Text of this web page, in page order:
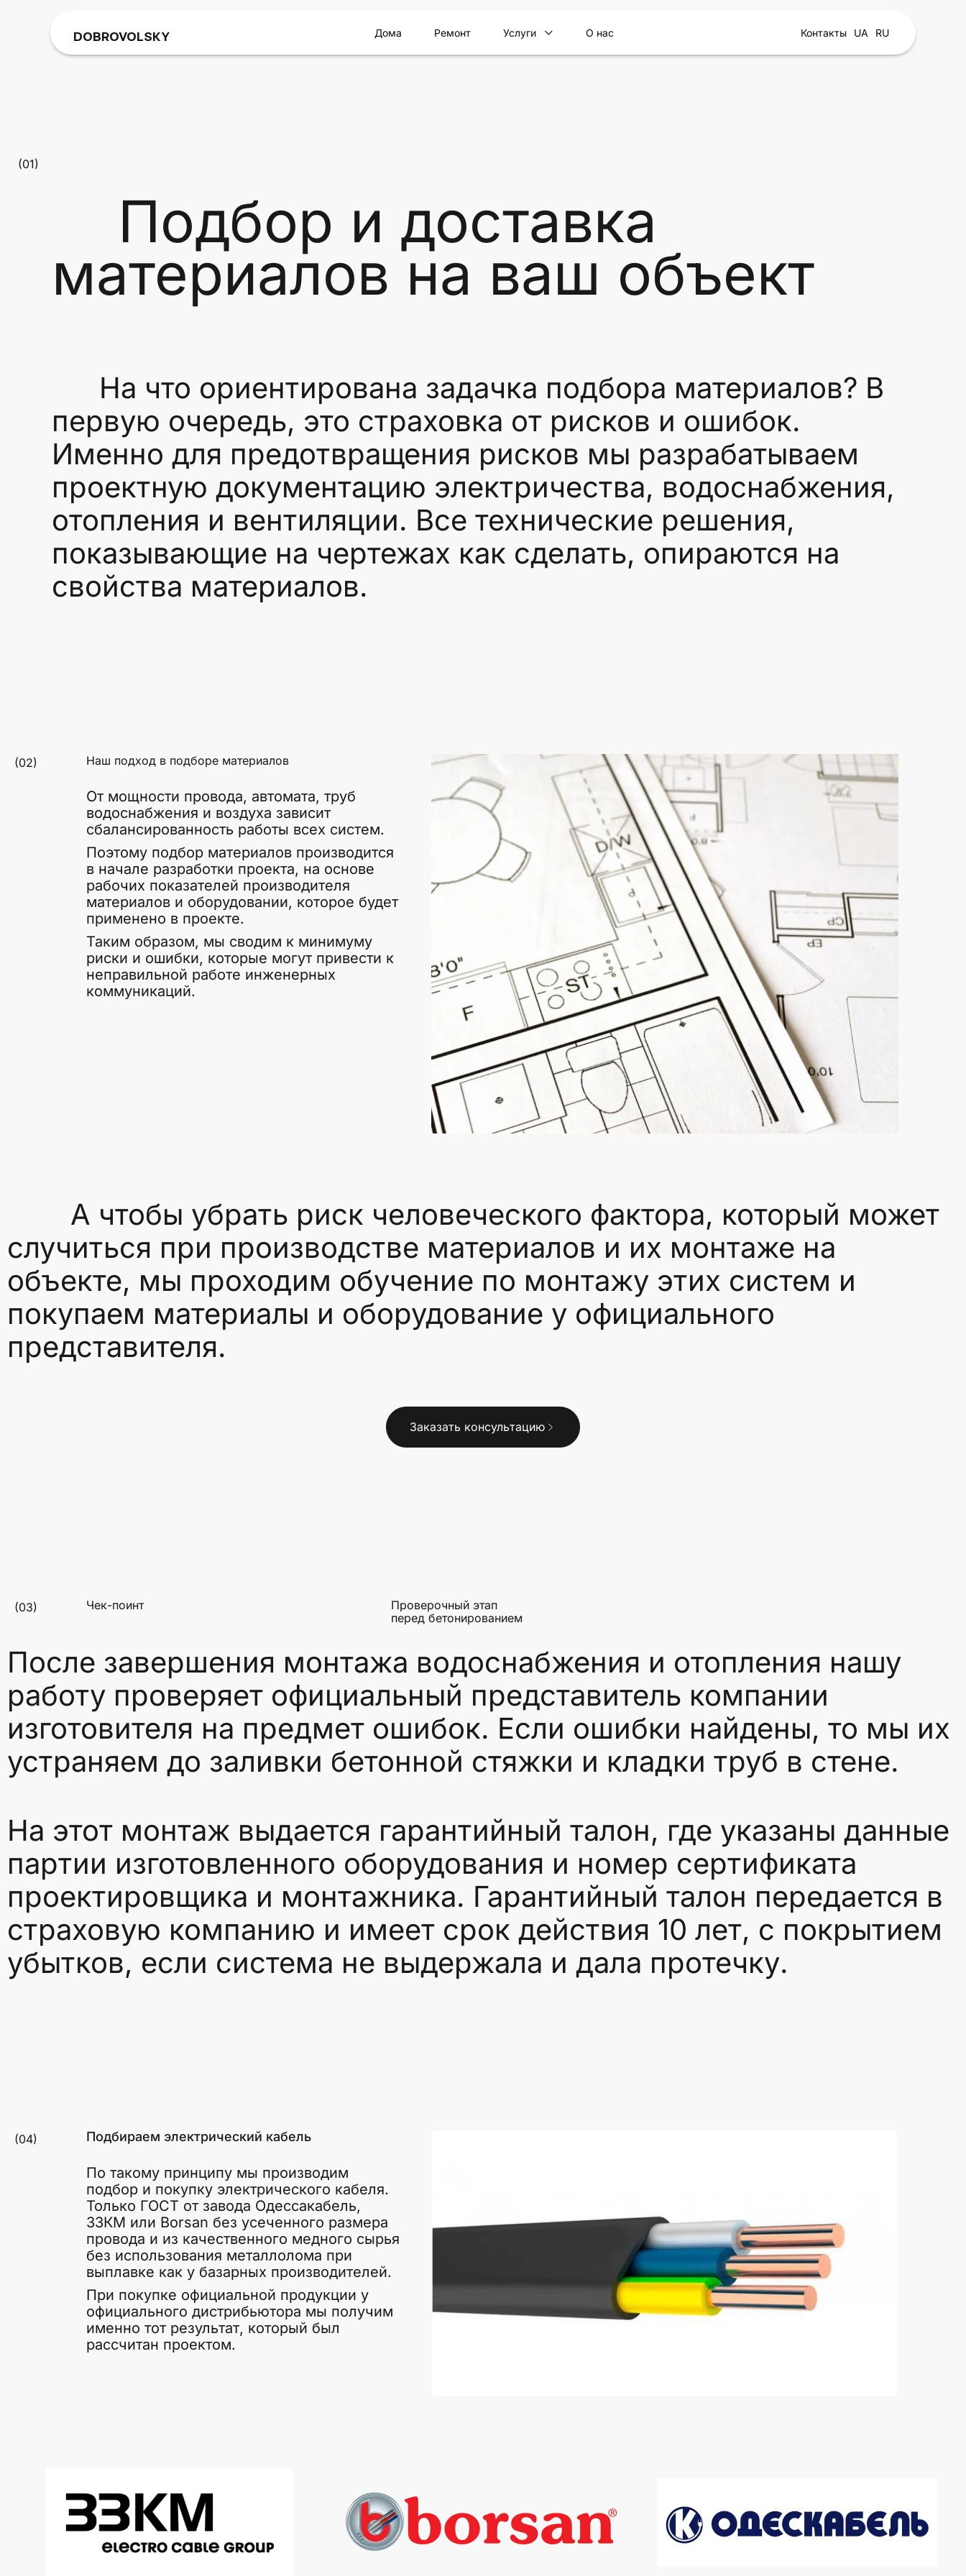
DOBROVOLSKY Дома Ремонт Услуги О нас Контакты UA RU
(01)
Подбор и доставка
материалов на ваш объект
На что ориентирована задачка подбора материалов? В
первую очередь, это страховка от рисков и ошибок.
Именно для предотвращения рисков мы разрабатываем
проектную документацию электричества, водоснабжения,
отопления и вентиляции. Все технические решения,
показывающие на чертежах как сделать, опираются на
свойства материалов.
(02) Наш подход в подборе материалов
От мощности провода, автомата, труб
водоснабжения и воздуха зависит
сбалансированность работы всех систем.
Поэтому подбор материалов производится
в начале разработки проекта, на основе
рабочих показателей производителя
материалов и оборудовании, которое будет
применено в проекте.
Таким образом, мы сводим к минимуму
риски и ошибки, которые могут привести к
неправильной работе инженерных
коммуникаций.
А чтобы убрать риск человеческого фактора, который может
случиться при производстве материалов и их монтаже на
объекте, мы проходим обучение по монтажу этих систем и
покупаем материалы и оборудование у официального
представителя.
Заказать консультацию
(03) Чек-поинт
Проверочный этап
перед бетонированием
После завершения монтажа водоснабжения и отопления нашу
работу проверяет официальный представитель компании
изготовителя на предмет ошибок. Если ошибки найдены, то мы их
устраняем до заливки бетонной стяжки и кладки труб в стене.
На этот монтаж выдается гарантийный талон, где указаны данные
партии изготовленного оборудования и номер сертификата
проектировщика и монтажника. Гарантийный талон передается в
страховую компанию и имеет срок действия 10 лет, с покрытием
убытков, если система не выдержала и дала протечку.
(04) Подбираем электрический кабель
По такому принципу мы производим
подбор и покупку электрического кабеля.
Только ГОСТ от завода Одессакабель,
ЗЗКМ или Borsan без усеченного размера
провода и из качественного медного сырья
без использования металлолома при
выплавке как у базарных производителей.
При покупке официальной продукции у
официального дистрибьютора мы получим
именно тот результат, который был
рассчитан проектом.